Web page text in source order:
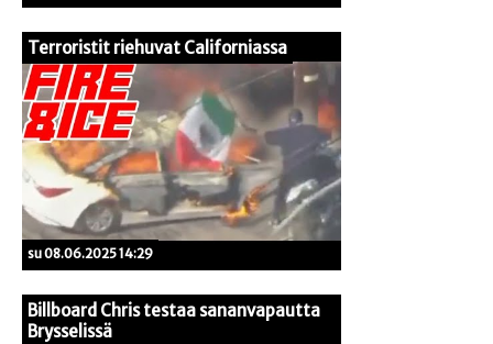
Terroristit riehuvat Californiassa
su 08.06.2025 14:29
Billboard Chris testaa sananvapautta
Brysselissä